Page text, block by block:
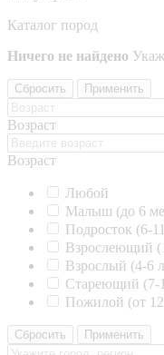
Каталог пород
Ничего не найдено
Сбросить Применить
Возраст
Возраст
Любой
Малыш (до 6
Подросток (6-
Взрослеющий
Взрослый (4-6
Стареющий (7-
Пожилой (от
Сбросить Применить